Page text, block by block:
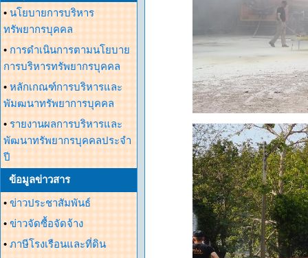
• นโยบายการบริหาร
ทรัพยากรบุคคล
• การดำเนินการตามนโยบาย
การบริหารทรัพยากรบุคคล
• หลักเกณฑ์การบริหารและ
พัมฒนาทรัพยาการบุคคล
• รายงานผลการบริหารและ
พัฒนาทรัพยากรบุคคลประจำ
ปี
ข้อมูลข่าวสาร
• ข่าวประชาสัมพันธ์
• ข่าวจัดซื้อจัดจ้าง
• ภาษีโรงเรือนและที่ดิน